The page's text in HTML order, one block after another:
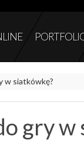
w siatkówkę?
gry